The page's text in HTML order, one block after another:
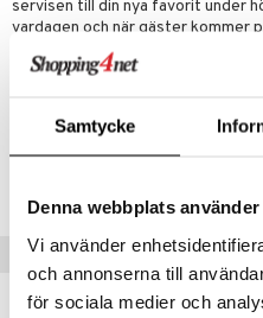
Samtycke
Denna webbplats
Vi använder
och annonserna till
för sociala medier och
servisen till din nya favorit under
vardagen och när gäster kommer
ITV48-19-WI
Tips